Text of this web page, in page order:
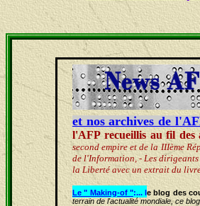
et nos archives de
l'AFP recueillis au fil des
second empire et de la IIIème
de l'Information,- Les
la Liberté avec un extrait du
Le " Making-of ":... le blog des
terrain de l'actualité mondiale, ce